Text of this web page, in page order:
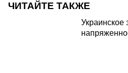
ЧИТАЙТЕ ТАКЖЕ
Украинское